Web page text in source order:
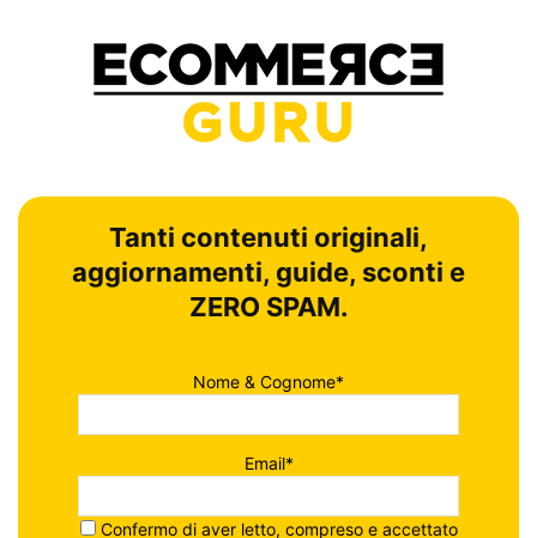
Tanti contenuti originali,
aggiornamenti, guide, sconti e
ZERO SPAM.
Nome & Cognome*
Email*
Confermo di aver letto, compreso e accettato